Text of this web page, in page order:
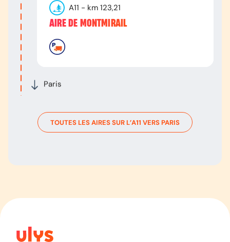
Paris
A11 - km 123,21
AIRE DE MONTMIRAIL
TOUTES LES AIRES SUR L’A11 VERS PARIS